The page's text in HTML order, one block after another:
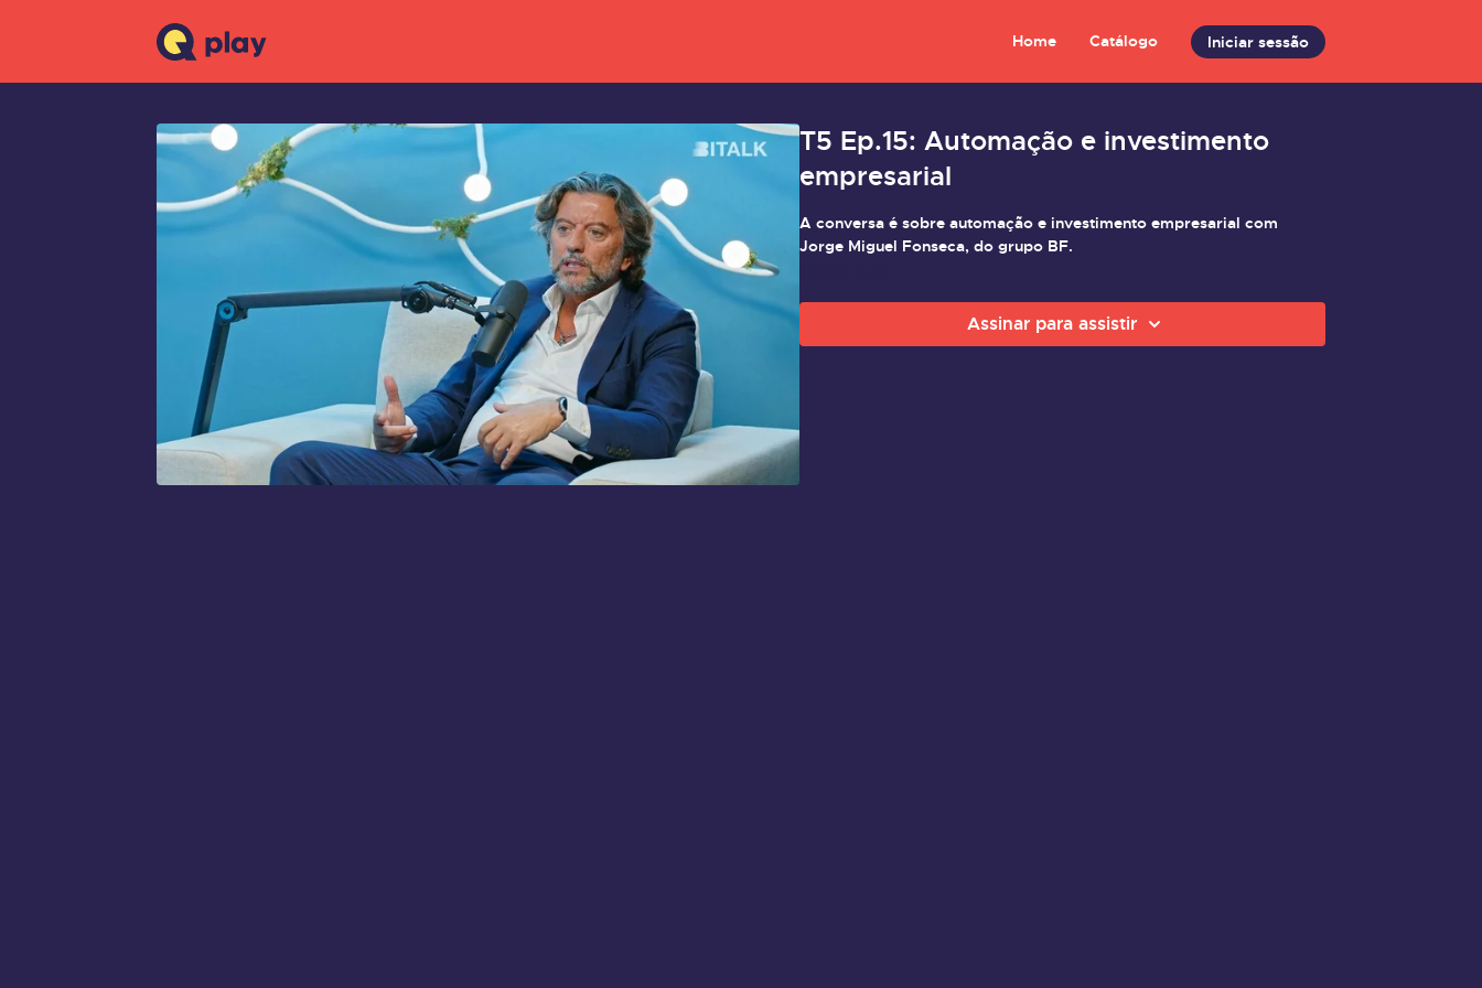
Home Catálogo Iniciar sessão
T5 Ep.15: Automação e investimento
empresarial
A conversa é sobre automação e investimento empresarial com
Jorge Miguel Fonseca, do grupo BF.
Assinar para assistir